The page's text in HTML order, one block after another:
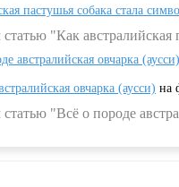
пастушья собака стала
"Как
австралийская овчарка (аусси)
овчарка (аусси) на
"Всё о породе